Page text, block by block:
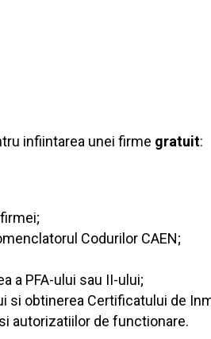
infiintarea unei firme gratuit:
Codurilor CAEN;
a PFA-ului sau II-ului;
si obtinerea Certificatului de
autorizatiilor de functionare.